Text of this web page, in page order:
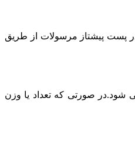
مرسوله زمان تحویل بسته پستی بین ۲۴ الی ۷۲ ساعت متغیر می باشد. در پست پیشتاز مرسولات از طریق
صورتی که تعداد یا وزن